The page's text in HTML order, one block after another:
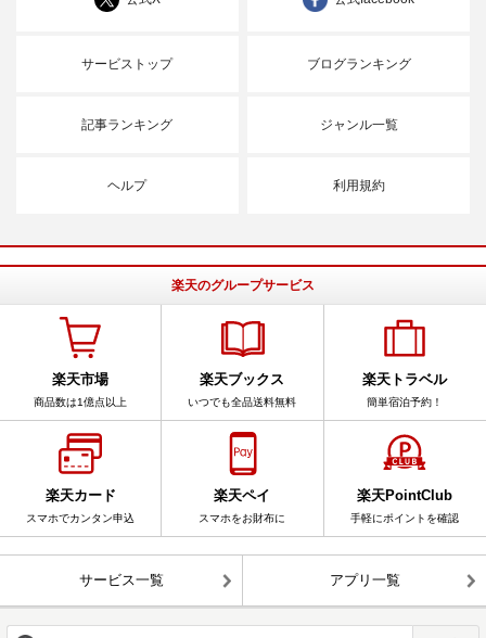
サービストップ ブログランキング
記事ランキング ジャンル一覧
ヘルプ 利用規約
楽天のグループサービス
楽天市場
商品数は1億点以上
楽天ブックス
いつでも全品送料無料
楽天トラベル
簡単宿泊予約！
楽天カード
スマホでカンタン申込
楽天ペイ
スマホをお財布に
楽天PointClub
手軽にポイントを確認
サービス一覧 アプリ一覧